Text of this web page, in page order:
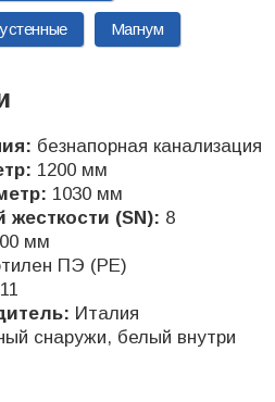
Магнум
безнапорная канализация
1200 мм
1030 мм
жесткости (SN): 8
мм
ПЭ (PE)
Италия
снаружи, белый внутри